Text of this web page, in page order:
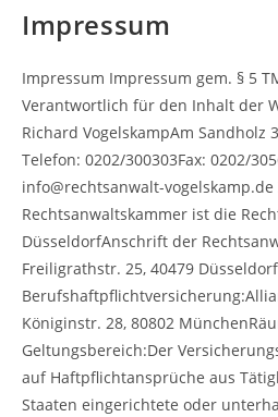
Impressum
Impressum Impressum gem. § 5
Verantwortlich für den Inhalt der
Richard VogelskampAm Sandholz
Telefon: 0202/300303Fax: 0202/
info@rechtsanwalt-
Rechtsanwaltskammer ist die
DüsseldorfAnschrift der
Freiligrathstr. 25, 40479 Düsseldorf
Königinstr. 28, 80802
Geltungsbereich:Der
auf Haftpflichtansprüche aus
Staaten eingerichtete oder